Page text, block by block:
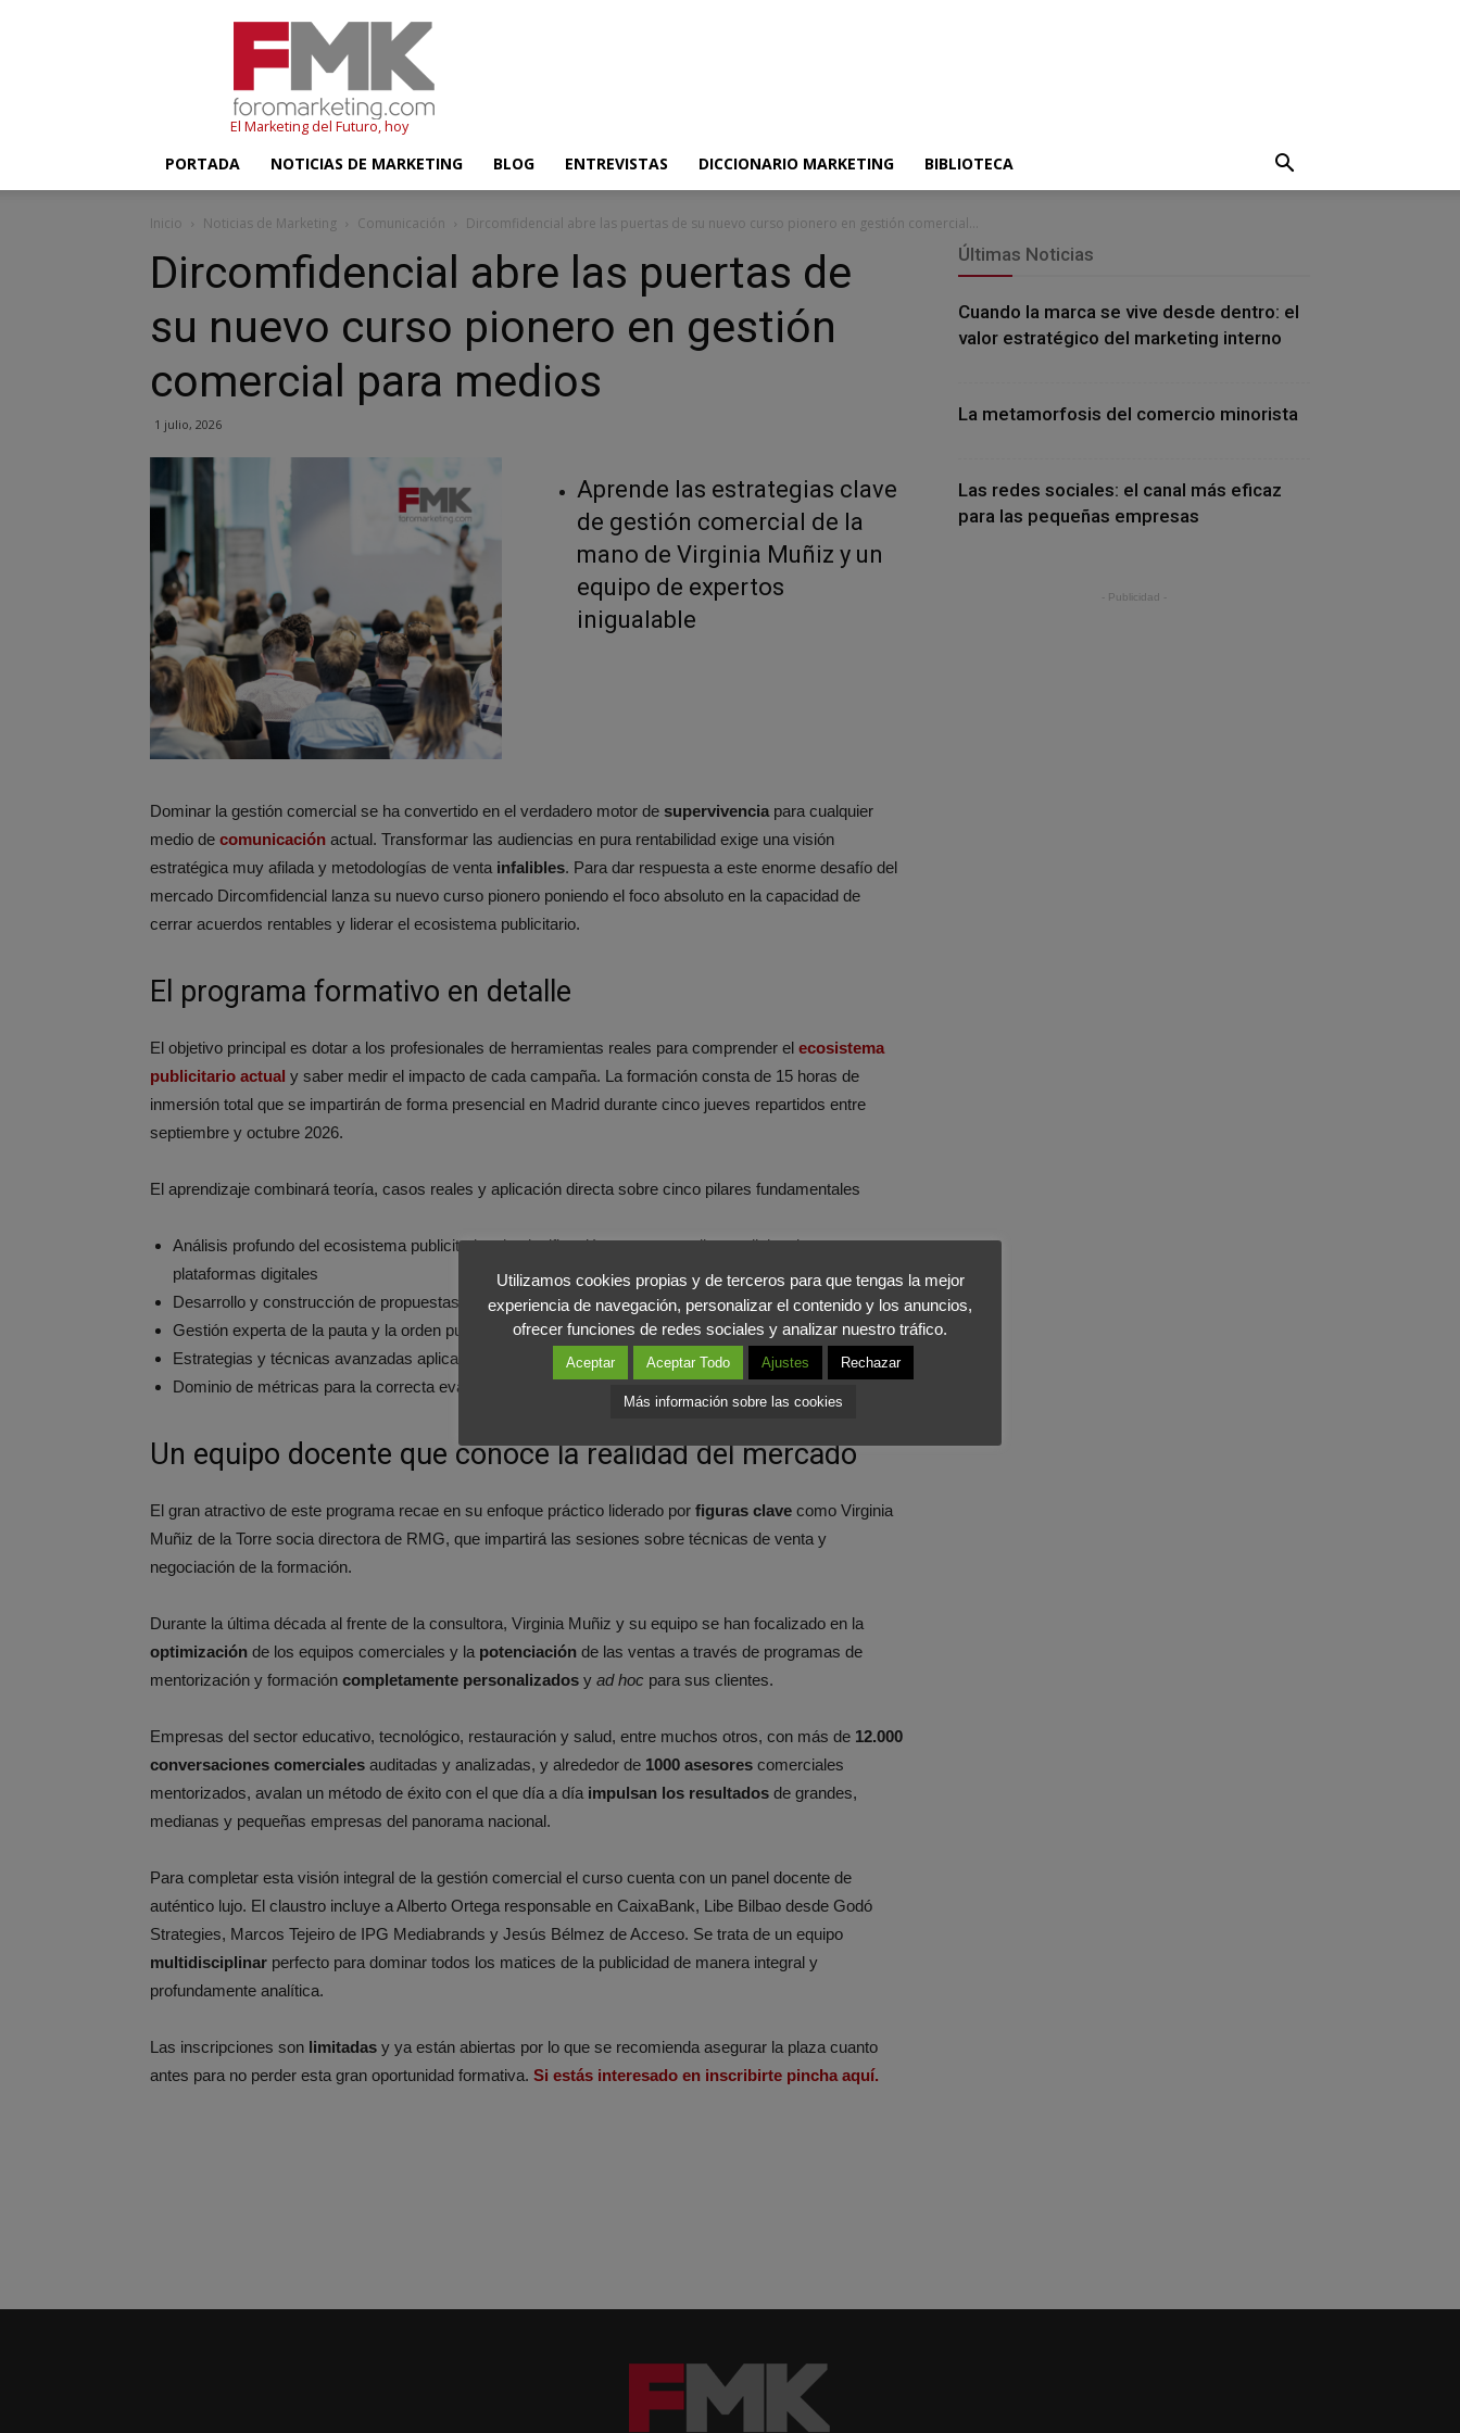
El Marketing del Futuro, hoy
PORTADA NOTICIAS DE MARKETING BLOG ENTREVISTAS DICCIONARIO MARKETING BIBLIOTECA
Inicio Noticias de Marketing Comunicación Dircomfidencial abre las puertas de su nuevo curso pionero en gestión comercial...
Dircomfidencial abre las puertas de
su nuevo curso pionero en gestión
comercial para medios
1 julio, 2026
Aprende las estrategias clave
de gestión comercial de la
mano de Virginia Muñiz y un
equipo de expertos
inigualable
Dominar la gestión comercial se ha convertido en el verdadero motor de supervivencia para cualquier
medio de comunicación actual. Transformar las audiencias en pura rentabilidad exige una visión
estratégica muy afilada y metodologías de venta infalibles. Para dar respuesta a este enorme desafío del
mercado Dircomfidencial lanza su nuevo curso pionero poniendo el foco absoluto en la capacidad de
cerrar acuerdos rentables y liderar el ecosistema publicitario.
El programa formativo en detalle
El objetivo principal es dotar a los profesionales de herramientas reales para comprender el ecosistema
publicitario actual y saber medir el impacto de cada campaña. La formación consta de 15 horas de
inmersión total que se impartirán de forma presencial en Madrid durante cinco jueves repartidos entre
septiembre y octubre 2026.
El aprendizaje combinará teoría, casos reales y aplicación directa sobre cinco pilares fundamentales
Análisis profundo del ecosistema publicitario y la planificación tanto en medios tradicionales como en
plataformas digitales
Desarrollo y construcción de propuestas comerciales que capten el interés real de los anunciantes
Gestión experta de la pauta y la orden publicitaria
Estrategias y técnicas avanzadas aplicadas a la negociación y la venta
Dominio de métricas para la correcta evaluación de los resultados obtenidos
Un equipo docente que conoce la realidad del mercado
El gran atractivo de este programa recae en su enfoque práctico liderado por figuras clave como Virginia
Muñiz de la Torre socia directora de RMG, que impartirá las sesiones sobre técnicas de venta y
negociación de la formación.
Durante la última década al frente de la consultora, Virginia Muñiz y su equipo se han focalizado en la
optimización de los equipos comerciales y la potenciación de las ventas a través de programas de
mentorización y formación completamente personalizados y ad hoc para sus clientes.
Empresas del sector educativo, tecnológico, restauración y salud, entre muchos otros, con más de 12.000
conversaciones comerciales auditadas y analizadas, y alrededor de 1000 asesores comerciales
mentorizados, avalan un método de éxito con el que día a día impulsan los resultados de grandes,
medianas y pequeñas empresas del panorama nacional.
Para completar esta visión integral de la gestión comercial el curso cuenta con un panel docente de
auténtico lujo. El claustro incluye a Alberto Ortega responsable en CaixaBank, Libe Bilbao desde Godó
Strategies, Marcos Tejeiro de IPG Mediabrands y Jesús Bélmez de Acceso. Se trata de un equipo
multidisciplinar perfecto para dominar todos los matices de la publicidad de manera integral y
profundamente analítica.
Las inscripciones son limitadas y ya están abiertas por lo que se recomienda asegurar la plaza cuanto
antes para no perder esta gran oportunidad formativa. Si estás interesado en inscribirte pincha aquí.
Últimas Noticias
Cuando la marca se vive desde dentro: el
valor estratégico del marketing interno
La metamorfosis del comercio minorista
Las redes sociales: el canal más eficaz
para las pequeñas empresas
- Publicidad -
Utilizamos cookies propias y de terceros para que tengas la mejor
experiencia de navegación, personalizar el contenido y los anuncios,
ofrecer funciones de redes sociales y analizar nuestro tráfico.
Aceptar Aceptar Todo Ajustes Rechazar
Más información sobre las cookies